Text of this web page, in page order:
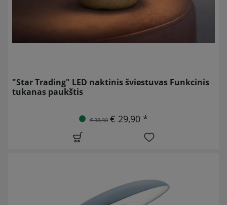
"Star Trading" LED naktinis šviestuvas Funkcinis
tukanas paukštis
€ 38,90 € 29,90 *